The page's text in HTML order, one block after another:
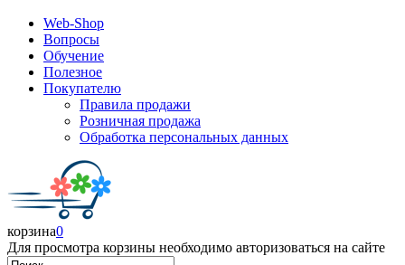
Web-Shop
Вопросы
Обучение
Полезное
Покупателю
Правила продажи
Розничная продажа
Обработка персональных данных
корзина0
Для просмотра корзины необходимо авторизоваться на сайте